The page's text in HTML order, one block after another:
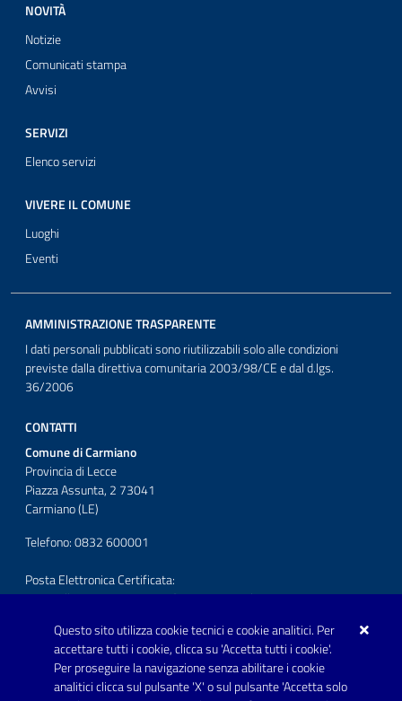
Questo sito utilizza cookie tecnici e cookie analitici. Per
accettare tutti i cookie, clicca su 'Accetta tutti i cookie'.
Per proseguire la navigazione senza abilitare i cookie
analitici clicca sul pulsante 'X' o sul pulsante 'Accetta solo
NOVITÀ
Notizie
Comunicati stampa
Avvisi
SERVIZI
Elenco servizi
VIVERE IL COMUNE
Luoghi
Eventi
AMMINISTRAZIONE TRASPARENTE
I dati personali pubblicati sono riutilizzabili solo alle condizioni
previste dalla direttiva comunitaria 2003/98/CE e dal d.lgs.
36/2006
CONTATTI
Comune di Carmiano
Provincia di Lecce
Piazza Assunta, 2 73041
Carmiano (LE)
Telefono: 0832 600001
Posta Elettronica Certificata:
protocollo.comunecarmiano@pec.rupar.puglia.it
URP - Ufficio Relazioni con il Pubblico
SEGUICI SU